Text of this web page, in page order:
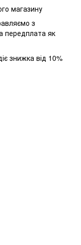
магазину
з
передплата як
знижка від 10%